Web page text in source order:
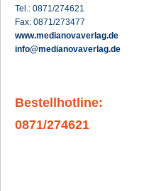
Tel.: 0871/274621
Fax: 0871/273477
www.medianovaverlag.de
info@medianovaverlag.de
Bestellhotline:
0871/274621